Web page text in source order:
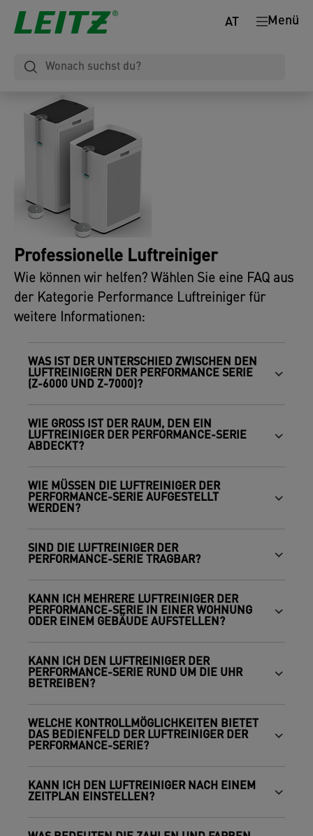
Menü
AT
Professionelle Luftreiniger
Wie können wir helfen? Wählen Sie eine FAQ aus
der Kategorie Performance Luftreiniger für
weitere Informationen:
WAS IST DER UNTERSCHIED ZWISCHEN DEN
LUFTREINIGERN DER PERFORMANCE SERIE
(Z-6000 UND Z-7000)?
WIE GROSS IST DER RAUM, DEN EIN L
UFTREINIGER DER PERFORMANCE-SERIE A
BDECKT?
WIE MÜSSEN DIE LUFTREINIGER DER
PERFORMANCE-SERIE AUFGESTELLT
WERDEN?
SIND DIE LUFTREINIGER DER
PERFORMANCE-SERIE TRAGBAR?
KANN ICH MEHRERE LUFTREINIGER DER
PERFORMANCE-SERIE IN EINER WOHNUNG
ODER EINEM GEBÄUDE AUFSTELLEN?
KANN ICH DEN LUFTREINIGER DER
PERFORMANCE-SERIE RUND UM DIE UHR
BETREIBEN?
WELCHE KONTROLLMÖGLICHKEITEN BIETET
DAS BEDIENFELD DER LUFTREINIGER DER
PERFORMANCE-SERIE?
KANN ICH DEN LUFTREINIGER NACH EINEM
ZEITPLAN EINSTELLEN?